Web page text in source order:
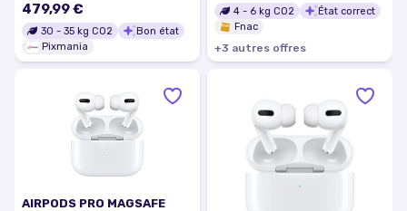
479,99 €
30 - 35 kg CO2
Bon état
Pixmania
4 - 6 kg CO2
État correct
Fnac
+3 autres offres
AIRPODS PRO MAGSAFE